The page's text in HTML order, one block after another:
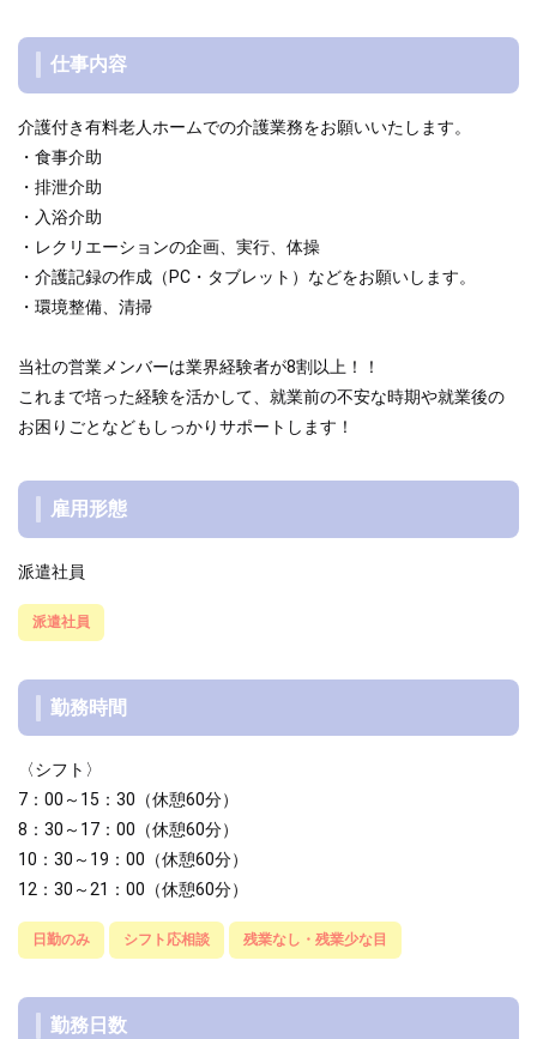
仕事内容
介護付き有料老人ホームでの介護業務をお願いいたします。
・食事介助
・排泄介助
・入浴介助
・レクリエーションの企画、実行、体操
・介護記録の作成（PC・タブレット）などをお願いします。
・環境整備、清掃
当社の営業メンバーは業界経験者が8割以上！！
これまで培った経験を活かして、就業前の不安な時期や就業後の
お困りごとなどもしっかりサポートします！
雇用形態
派遣社員
派遣社員
勤務時間
〈シフト〉
7：00～15：30（休憩60分）
8：30～17：00（休憩60分）
10：30～19：00（休憩60分）
12：30～21：00（休憩60分）
日勤のみ シフト応相談 残業なし・残業少な目
勤務日数